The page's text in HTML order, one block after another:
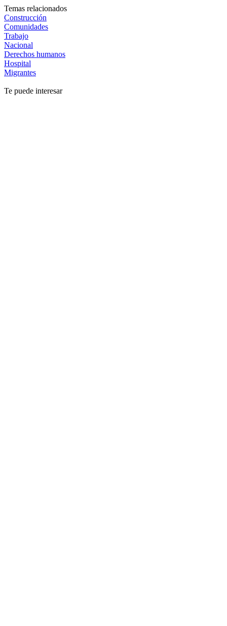
Temas relacionados
Construcción
Comunidades
Trabajo
Nacional
Derechos humanos
Hospital
Migrantes
Te puede interesar